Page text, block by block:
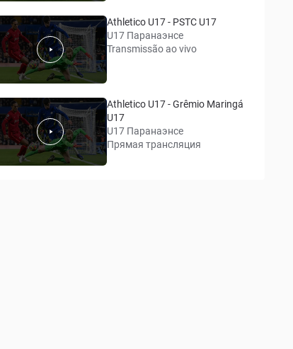
Athletico U17 - PSTC U17
U17 Паранаэнсе
Transmissão ao vivo
Athletico U17 - Grêmio Maringá
U17
U17 Паранаэнсе
Прямая трансляция